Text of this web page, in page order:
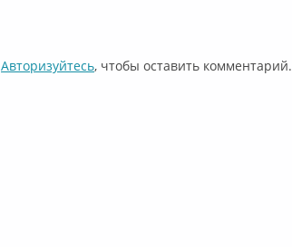
Авторизуйтесь, чтобы оставить комментарий.